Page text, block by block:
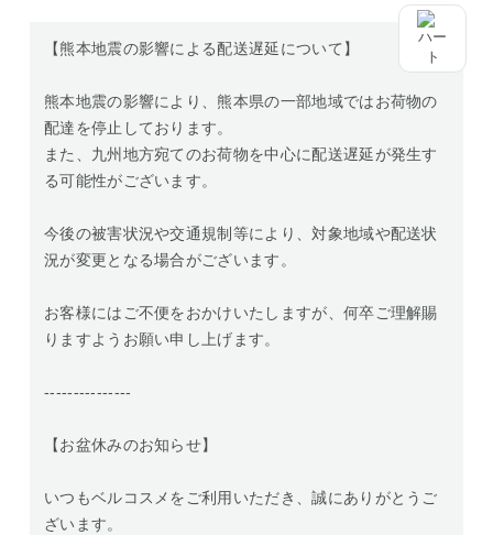
【熊本地震の影響による配送遅延について】
熊本地震の影響により、熊本県の一部地域ではお荷物の
配達を停止しております。
また、九州地方宛てのお荷物を中心に配送遅延が発生す
る可能性がございます。
今後の被害状況や交通規制等により、対象地域や配送状
況が変更となる場合がございます。
お客様にはご不便をおかけいたしますが、何卒ご理解賜
りますようお願い申し上げます。
---------------
【お盆休みのお知らせ】
いつもベルコスメをご利用いただき、誠にありがとうご
ざいます。